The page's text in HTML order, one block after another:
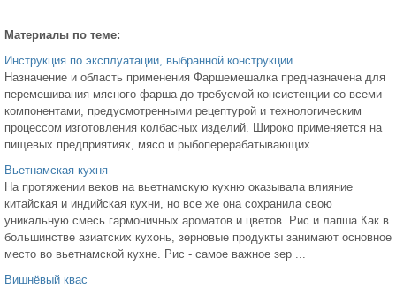
Материалы по теме:
Инструкция по эксплуатации, выбранной конструкции
Назначение и область применения Фаршемешалка предназначена для
перемешивания мясного фарша до требуемой консистенции со всеми
компонентами, предусмотренными рецептурой и технологическим
процессом изготовления колбасных изделий. Широко применяется на
пищевых предприятиях, мясо и рыбоперерабатывающих ...
Вьетнамская кухня
На протяжении веков на вьетнамскую кухню оказывала влияние
китайская и индийская кухни, но все же она сохранила свою
уникальную смесь гармоничных ароматов и цветов. Рис и лапша Как в
большинстве азиатских кухонь, зерновые продукты занимают основное
место во вьетнамской кухне. Рис - самое важное зер ...
Вишнёвый квас